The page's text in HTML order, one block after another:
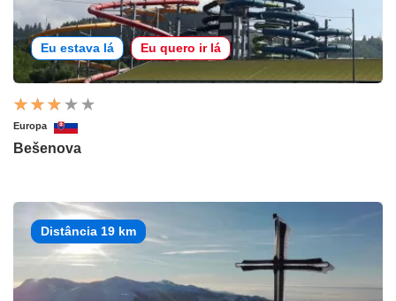
Eu estava lá Eu quero ir lá
Europa
Bešenova
Distância 19 km